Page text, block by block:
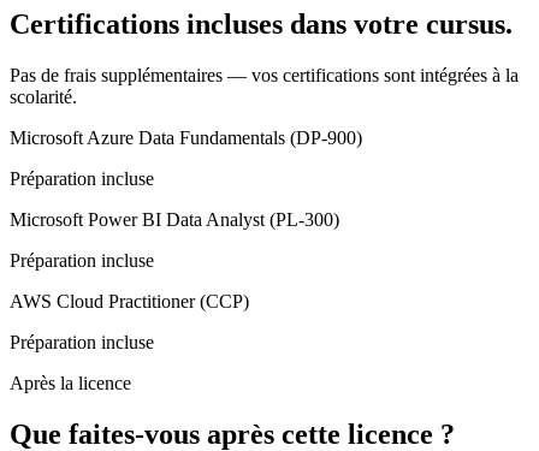
Certifications incluses dans votre cursus.
Pas de frais supplémentaires — vos certifications sont intégrées à la
scolarité.
Microsoft Azure Data Fundamentals (DP-900)
Préparation incluse
Microsoft Power BI Data Analyst (PL-300)
Préparation incluse
AWS Cloud Practitioner (CCP)
Préparation incluse
Après la licence
Que faites-vous après cette licence ?